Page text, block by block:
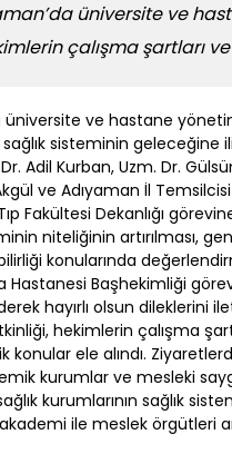
üniversite ve
çalışma şartları
üniversite ve hastane
sisteminin geleceğine
Adil Kurban, Uzm. Dr.
ve Adıyaman İl
Fakültesi Dekanlığı
niteliğinin artırılması,
konularında
Hastanesi Başhekimliği
hayırlı olsun
hekimlerin çalışma
konular ele alındı.
kurumlar ve mesleki
kurumlarının sağlık
ile meslek örgütleri